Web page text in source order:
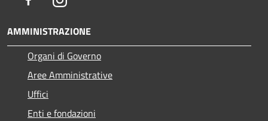
AMMINISTRAZIONE
Organi di Governo
Aree Amministrative
Uffici
Enti e fondazioni